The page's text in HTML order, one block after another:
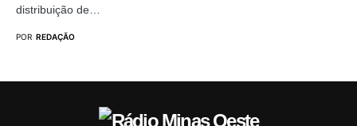
distribuição de…
POR REDAÇÃO